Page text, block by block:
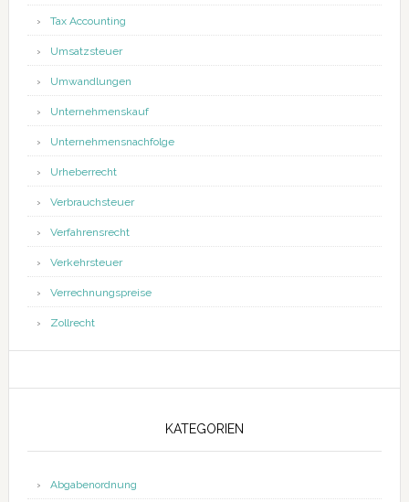
Tax Accounting
Umsatzsteuer
Umwandlungen
Unternehmenskauf
Unternehmensnachfolge
Urheberrecht
Verbrauchsteuer
Verfahrensrecht
Verkehrsteuer
Verrechnungspreise
Zollrecht
KATEGORIEN
Abgabenordnung